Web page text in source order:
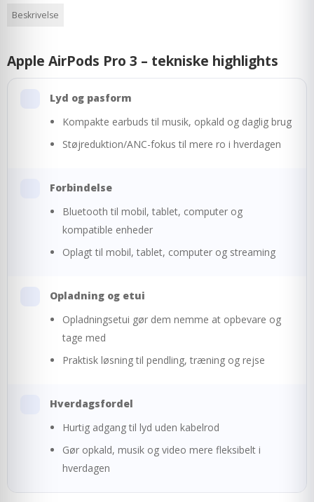
Beskrivelse
Apple AirPods Pro 3 – tekniske highlights
Lyd og pasform
Kompakte earbuds til musik, opkald og daglig brug
Støjreduktion/ANC-fokus til mere ro i hverdagen
Forbindelse
Bluetooth til mobil, tablet, computer og
kompatible enheder
Oplagt til mobil, tablet, computer og streaming
Opladning og etui
Opladningsetui gør dem nemme at opbevare og
tage med
Praktisk løsning til pendling, træning og rejse
Hverdagsfordel
Hurtig adgang til lyd uden kabelrod
Gør opkald, musik og video mere fleksibelt i
hverdagen